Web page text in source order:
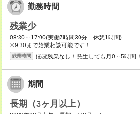
勤務時間
残業少
08:30～17:00(実働7時間30分 休憩1時間)
※9:30まで始業相談可能です！
残業時間 ほぼ残業なし！発生しても月0～5時間！
期間
長期（3ヶ月以上）